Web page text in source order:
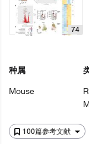
100篇参考文献
74
种属
Mouse